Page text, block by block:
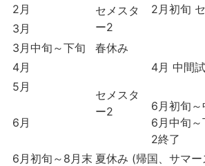
2月
セメスタ
ー2
2月初旬
3月
3月中旬～下旬
春休み
4月
セメスタ
ー2
4月 中間
5月
6月
6月初旬
6月中旬
2終了
6月初旬～8月末 夏休み (帰国、サマ